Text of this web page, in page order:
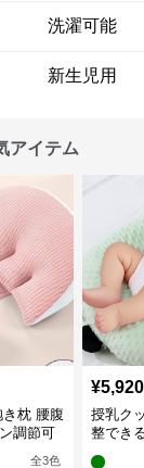
洗濯可能
新生児用
アイテム
枕 腰腹
調節可
全3色
¥5,920
授乳ク
整でき